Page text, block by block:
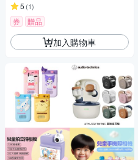
5 (1)
券 贈品
加入購物車